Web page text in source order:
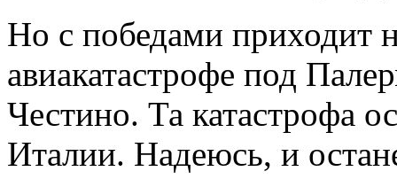
Но с победами приходит
авиакатастрофе под
Честино. Та катастрофа
Италии. Надеюсь, и